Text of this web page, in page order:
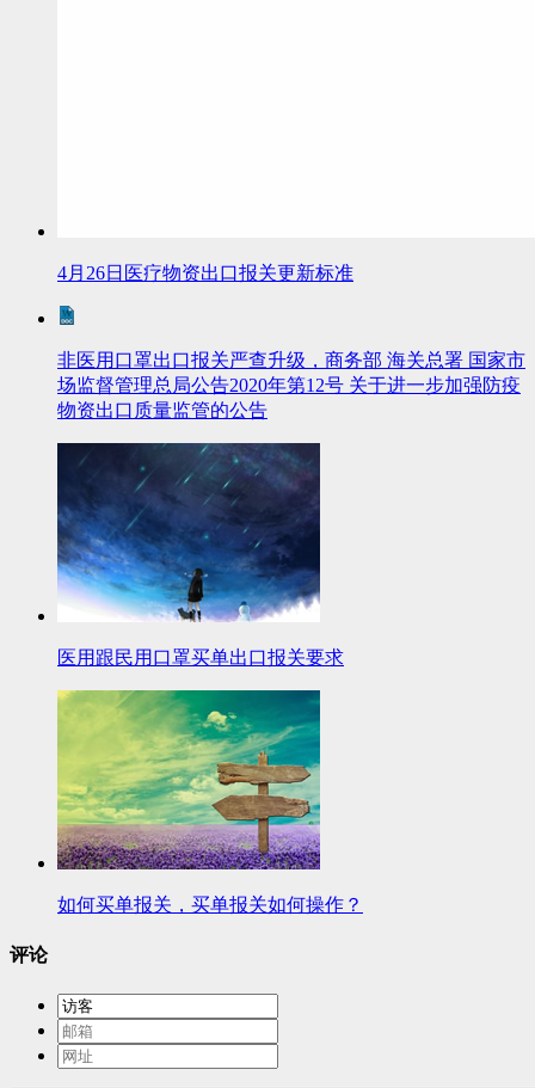
4月26日医疗物资出口报关更新标准
非医用口罩出口报关严查升级，商务部 海关总署 国家市
场监督管理总局公告2020年第12号 关于进一步加强防疫
物资出口质量监管的公告
医用跟民用口罩买单出口报关要求
如何买单报关，买单报关如何操作？
评论